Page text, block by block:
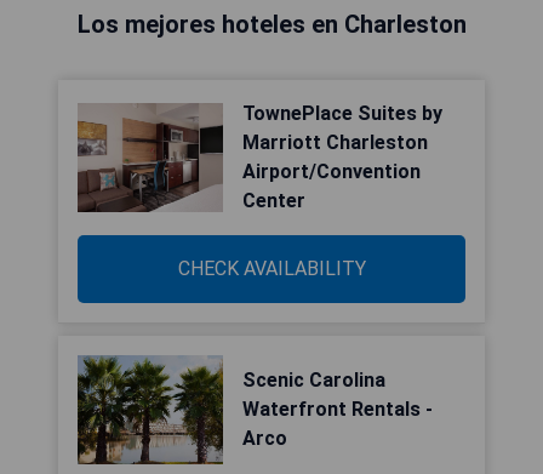
Los mejores hoteles en Charleston
TownePlace Suites by
Marriott Charleston
Airport/Convention
Center
CHECK AVAILABILITY
Scenic Carolina
Waterfront Rentals -
Arco